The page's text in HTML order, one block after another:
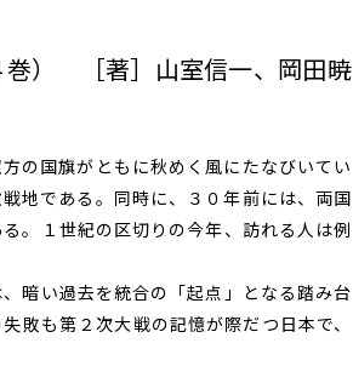
） ［著］山室信一、岡田暁
の国旗がともに秋めく風にたなびいてい
地である。同時に、３０年前には、両国
。１世紀の区切りの今年、訪れる人は例
暗い過去を統合の「起点」となる踏み台
敗も第２次大戦の記憶が際だつ日本で、